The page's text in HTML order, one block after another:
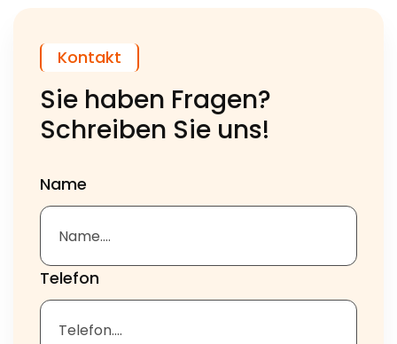
Kontakt
Sie haben Fragen?
Schreiben Sie uns!
Name
Telefon